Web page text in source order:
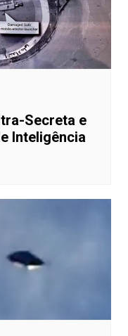
Secreta e
Inteligência